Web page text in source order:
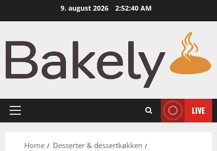
9. august 2026 2:52:41 AM
Primary
LIVE
Home
Desserter & dessertkøkken